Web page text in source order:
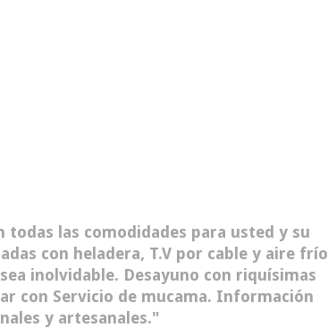
todas las comodidades para usted y su
con heladera, T.V por cable y aire frío
inolvidable. Desayuno con riquísimas
con Servicio de mucama. Información
y artesanales.